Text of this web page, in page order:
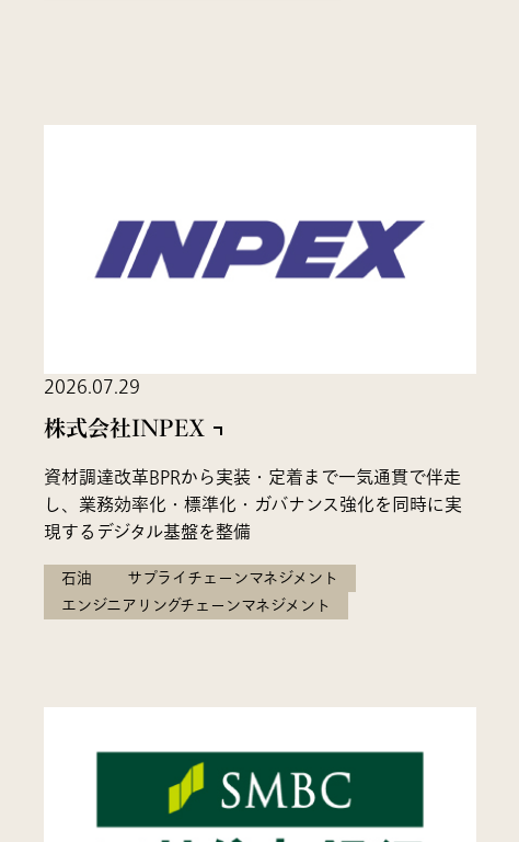
2026.07.29
株式会社INPEX
資材調達改革BPRから実装・定着まで一気通貫で伴走
し、業務効率化・標準化・ガバナンス強化を同時に実
現するデジタル基盤を整備
石油
サプライチェーンマネジメント
エンジニアリングチェーンマネジメント